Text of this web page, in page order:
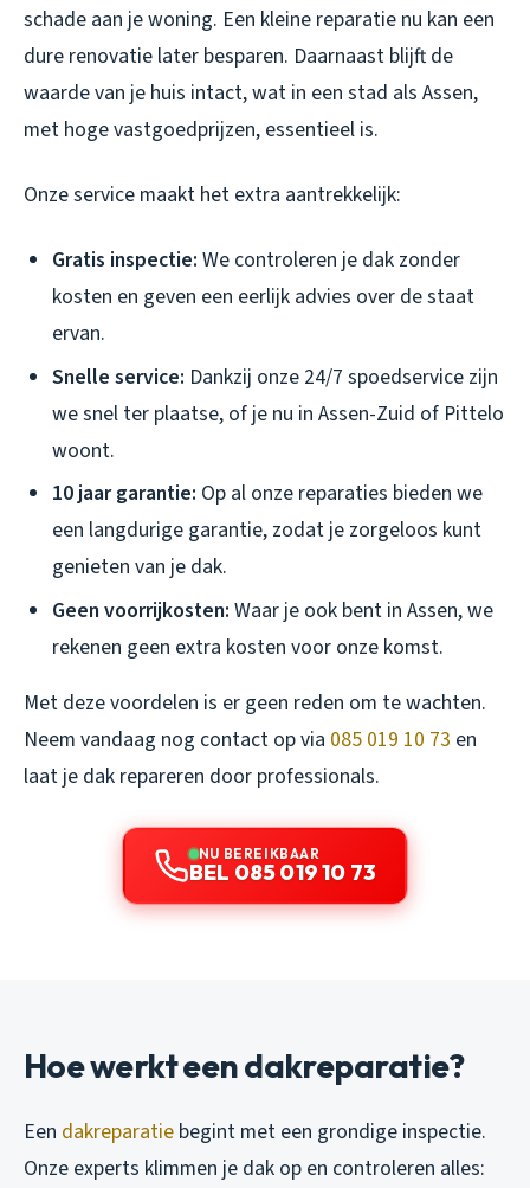
schade aan je woning. Een kleine reparatie nu kan een
dure renovatie later besparen. Daarnaast blijft de
waarde van je huis intact, wat in een stad als Assen,
met hoge vastgoedprijzen, essentieel is.
Onze service maakt het extra aantrekkelijk:
Gratis inspectie: We controleren je dak zonder
kosten en geven een eerlijk advies over de staat
ervan.
Snelle service: Dankzij onze 24/7 spoedservice zijn
we snel ter plaatse, of je nu in Assen-Zuid of Pittelo
woont.
10 jaar garantie: Op al onze reparaties bieden we
een langdurige garantie, zodat je zorgeloos kunt
genieten van je dak.
Geen voorrijkosten: Waar je ook bent in Assen, we
rekenen geen extra kosten voor onze komst.
Met deze voordelen is er geen reden om te wachten.
Neem vandaag nog contact op via 085 019 10 73 en
laat je dak repareren door professionals.
NU BEREIKBAAR
BEL 085 019 10 73
Hoe werkt een dakreparatie?
Een dakreparatie begint met een grondige inspectie.
Onze experts klimmen je dak op en controleren alles: